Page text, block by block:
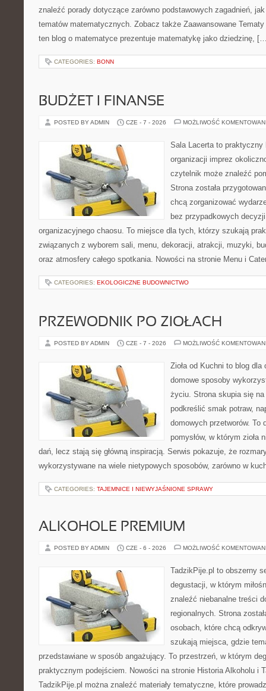
znaleźć porady dotyczące zarówno podstawowych zagadnień,
tematów matematycznych. Zobacz także Zaawansowane
ten blog o matematyce prezentuje matematykę jako dziedzinę,
CATEGORIES: BONN
BUDŻET I FINANSE
POSTED BY ADMIN CZE - 7 - 2026 MOŻLIWOŚĆ
Sala Lacerta to praktyczny
organizacji imprez
czytelnik może znaleźć
Strona została
chcą zorganizować
bez przypadkowych
organizacyjnego chaosu. To miejsce dla tych, którzy szukają
związanych z wyborem sali, menu, dekoracji, atrakcji, muzyki,
oraz atmosfery całego spotkania. Nowości na stronie Menu i
CATEGORIES: EKOLOGICZNE BUDOWNICTWO
PRZEWODNIK PO ZIOŁACH
POSTED BY ADMIN CZE - 7 - 2026 MOŻLIWOŚĆ
Zioła od Kuchni to blog dla
domowe sposoby
życiu. Strona skupia się
podkreślić smak potraw,
domowych przetworów. To
pomysłów, w którym zioła
dań, lecz stają się główną inspiracją. Serwis pokazuje, że
wykorzystywane na wiele nietypowych sposobów, zarówno w
CATEGORIES: TAJEMNICE I NIEWYJAŚNIONE SPRAWY
ALKOHOLE PREMIUM
POSTED BY ADMIN CZE - 6 - 2026 MOŻLIWOŚĆ
TadzikPije.pl to obszerny
degustacji, w którym
znaleźć niebanalne treści
regionalnych. Strona
osobach, które chcą
szukają miejsca, gdzie
przedstawiane w sposób angażujący. To przestrzeń, w którym
praktycznym podejściem. Nowości na stronie Historia Alkoholu i
TadzikPije.pl można znaleźć materiały tematyczne, które